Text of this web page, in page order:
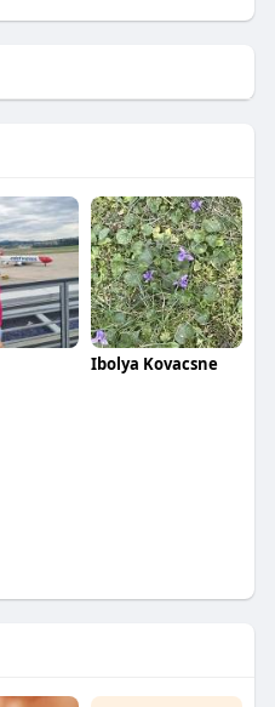
Ibolya Kovacsne